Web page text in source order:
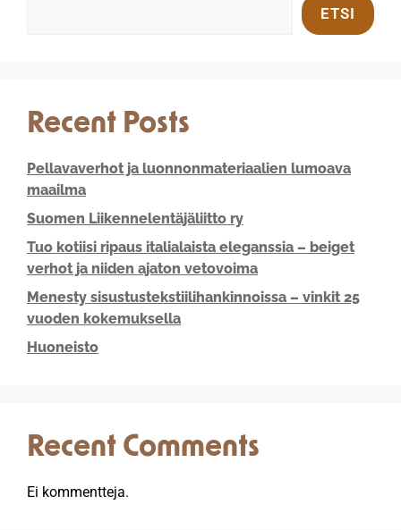
ETSI
Recent Posts
Pellavaverhot ja luonnonmateriaalien lumoava
maailma
Suomen Liikennelentäjäliitto ry
Tuo kotiisi ripaus italialaista eleganssia – beiget
verhot ja niiden ajaton vetovoima
Menesty sisustustekstiilihankinnoissa – vinkit 25
vuoden kokemuksella
Huoneisto
Recent Comments
Ei kommentteja.